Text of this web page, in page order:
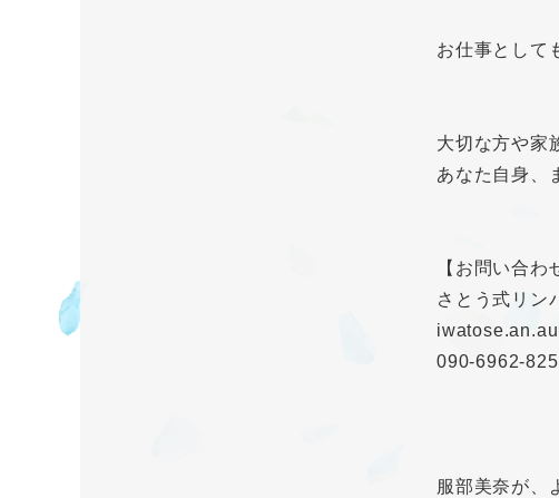
お仕事として
大切な方や家
あなた自身、
【お問い合わ
さとう式リ
090-6962-
服部美奈が、